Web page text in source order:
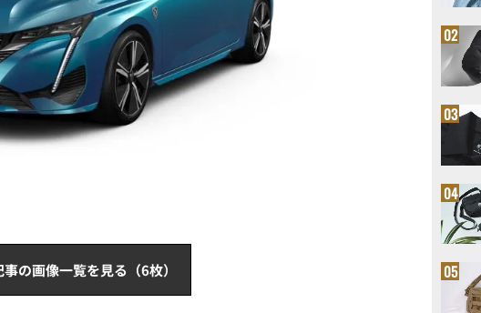
の画像一覧を見る（6枚）